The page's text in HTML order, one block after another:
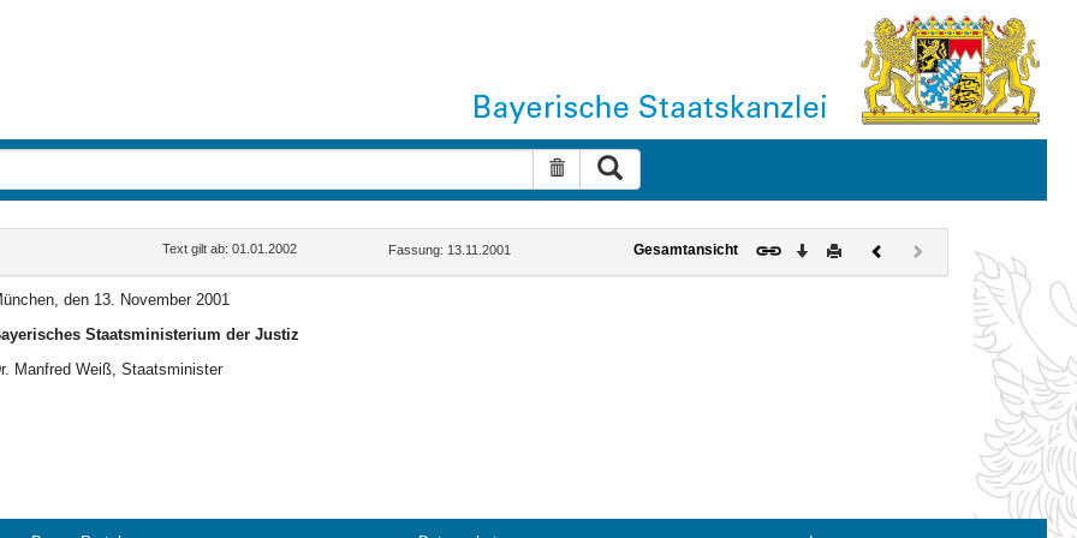
Suche zurücksetzen
Text gilt ab: 01.01.2002 Fassung: 13.11.2001 Gesamtansicht Download
DruckenVorherigesNächstes
Dokument
(inaktiv)
den 13. November 2001
Staatsministerium der Justiz
Manfred Weiß, Staatsminister